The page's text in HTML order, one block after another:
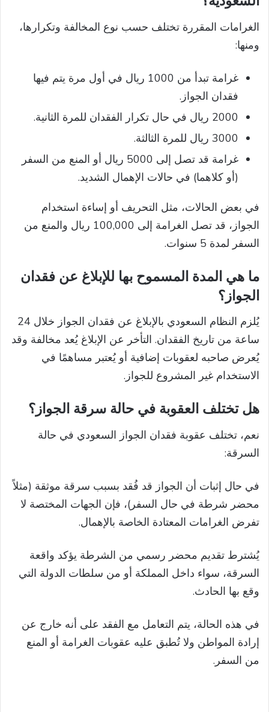
الغرامات المقررة تختلف حسب نوع المخالفة وتكرارها،
ومنها:
غرامة تبدأ من 1000 ريال في أول مرة يتم فيها
فقدان الجواز.
2000 ريال في حال تكرار الفقدان للمرة الثانية.
3000 ريال للمرة الثالثة.
غرامة قد تصل إلى 5000 ريال أو المنع من السفر
(أو كلاهما) في حالات الإهمال الشديد.
في بعض الحالات، مثل التحريف أو إساءة استخدام
الجواز، قد تصل الغرامة إلى 100,000 ريال والمنع من
السفر لمدة 5 سنوات.
ما هي المدة المسموح بها للإبلاغ عن فقدان
الجواز؟
يُلزم النظام السعودي بالإبلاغ عن فقدان الجواز خلال 24
ساعة من تاريخ الفقدان. التأخر عن الإبلاغ يُعد مخالفة وقد
يُعرض صاحبه لعقوبات إضافية أو يُعتبر مساهمًا في
الاستخدام غير المشروع للجواز.
هل تختلف العقوبة في حالة سرقة الجواز؟
نعم، تختلف عقوبة فقدان الجواز السعودي في حالة
السرقة:
في حال إثبات أن الجواز قد فُقد بسبب سرقة موثقة (مثلاً
محضر شرطة في حال السفر)، فإن الجهات المختصة لا
تفرض الغرامات المعتادة الخاصة بالإهمال.
يُشترط تقديم محضر رسمي من الشرطة يؤكد واقعة
السرقة، سواء داخل المملكة أو من سلطات الدولة التي
وقع بها الحادث.
في هذه الحالة، يتم التعامل مع الفقد على أنه خارج عن
إرادة المواطن ولا تُطبق عليه عقوبات الغرامة أو المنع
من السفر.